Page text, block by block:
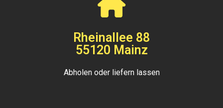
Rheinallee 88
55120 Mainz
Abholen oder liefern lassen